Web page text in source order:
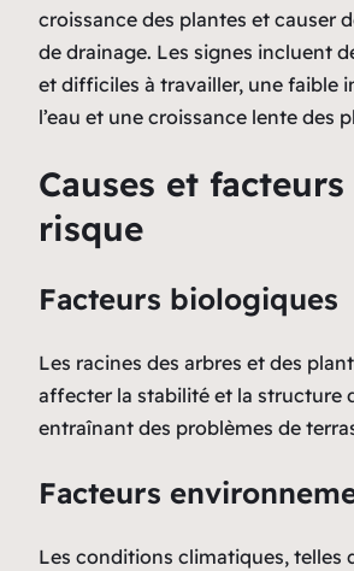
croissance des plantes et causer
de drainage. Les signes incluent
et difficiles à travailler, une faible
l’eau et une croissance lente des
Causes et facteurs
risque
Facteurs biologiques
Les racines des arbres et des
affecter la stabilité et la structure
entraînant des problèmes de
Facteurs
Les conditions climatiques, telles